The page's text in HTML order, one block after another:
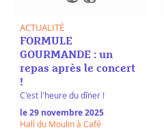
ACTUALITÉ
FORMULE
GOURMANDE : un
repas après le concert
!
C'est l'heure du dîner !
le 29 novembre 2025
Hall du Moulin à Café